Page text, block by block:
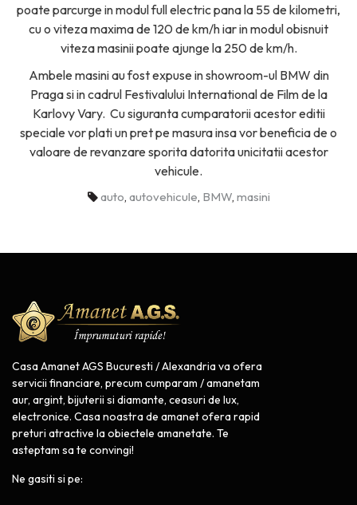
poate parcurge in modul full electric pana la 55 de kilometri,
cu o viteza maxima de 120 de km/h iar in modul obisnuit
viteza masinii poate ajunge la 250 de km/h.
Ambele masini au fost expuse in showroom-ul BMW din
Praga si in cadrul Festivalului International de Film de la
Karlovy Vary. Cu siguranta cumparatorii acestor editii
speciale vor plati un pret pe masura insa vor beneficia de o
valoare de revanzare sporita datorita unicitatii acestor
vehicule.
auto, autovehicule, BMW, masini
Casa Amanet AGS Bucuresti / Alexandria va ofera
servicii financiare, precum cumparam / amanetam
aur, argint, bijuterii si diamante, ceasuri de lux,
electronice. Casa noastra de amanet ofera rapid
preturi atractive la obiectele amanetate. Te
asteptam sa te convingi!
Ne gasiti si pe: